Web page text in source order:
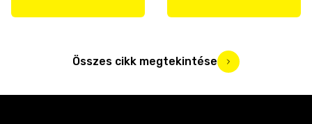
Összes cikk megtekintése